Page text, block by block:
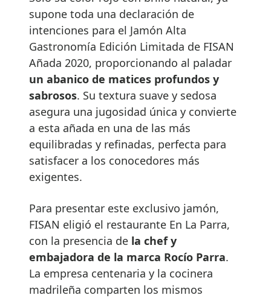
supone toda una declaración de
intenciones para el Jamón Alta
Gastronomía Edición Limitada de FISAN
Añada 2020, proporcionando al paladar
un abanico de matices profundos y
sabrosos. Su textura suave y sedosa
asegura una jugosidad única y convierte
a esta añada en una de las más
equilibradas y refinadas, perfecta para
satisfacer a los conocedores más
exigentes.
Para presentar este exclusivo jamón,
FISAN eligió el restaurante En La Parra,
con la presencia de la chef y
embajadora de la marca Rocío Parra.
La empresa centenaria y la cocinera
madrileña comparten los mismos